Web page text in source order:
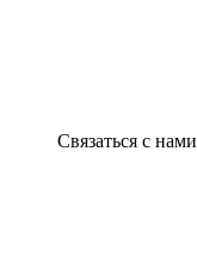
Связаться с нами